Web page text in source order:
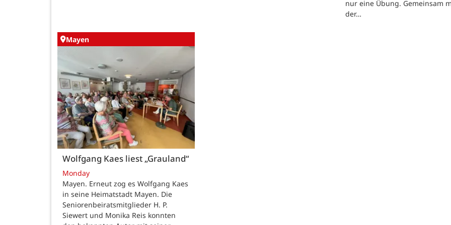
nur eine Übung. Gemeinsam
der…
Mayen
Wolfgang Kaes liest „Grauland“
Monday
Mayen. Erneut zog es Wolfgang Kaes
in seine Heimatstadt Mayen. Die
Seniorenbeiratsmitglieder H. P.
Siewert und Monika Reis konnten